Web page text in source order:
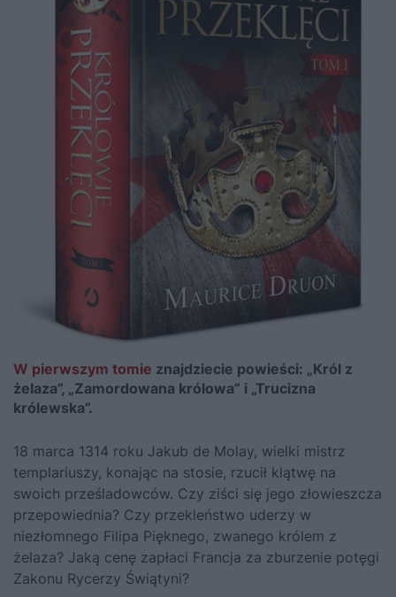
W pierwszym tomie znajdziecie powieści: „Król z
żelaza”, „Zamordowana królowa” i „Trucizna
królewska”.
18 marca 1314 roku Jakub de Molay, wielki mistrz
templariuszy, konając na stosie, rzucił klątwę na
swoich prześladowców. Czy ziści się jego złowieszcza
przepowiednia? Czy przekleństwo uderzy w
niezłomnego Filipa Pięknego, zwanego królem z
żelaza? Jaką cenę zapłaci Francja za zburzenie potęgi
Zakonu Rycerzy Świątyni?